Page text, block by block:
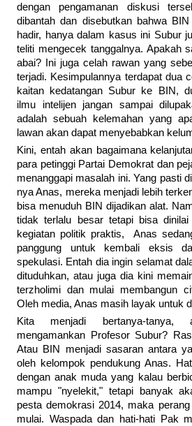
dengan pengamanan diskusi
dibantah dan disebutkan bahwa
hadir, hanya dalam kasus ini Subur
teliti mengecek tanggalnya. Apakah
abai? Ini juga celah rawan yang
terjadi. Kesimpulannya terdapat dua
kaitan kedatangan Subur ke BIN,
ilmu intelijen jangan sampai
adalah sebuah kelemahan yang
lawan akan dapat menyebabkan
Kini, entah akan bagaimana
para petinggi Partai Demokrat dan
menanggapi masalah ini. Yang pasti
nya Anas, mereka menjadi lebih
bisa menuduh BIN dijadikan alat.
tidak terlalu besar tetapi bisa
kegiatan politik praktis, Anas
panggung untuk kembali eksis
spekulasi. Entah dia ingin selamat
dituduhkan, atau juga dia kini
terzholimi dan mulai membangun
Oleh media, Anas masih layak untuk
Kita menjadi bertanya-
mengamankan Profesor Subur?
Atau BIN menjadi sasaran antara
oleh kelompok pendukung Anas.
dengan anak muda yang kalau
mampu "nyelekit," tetapi banyak
pesta demokrasi 2014, maka
mulai. Waspada dan hati-hati Pak